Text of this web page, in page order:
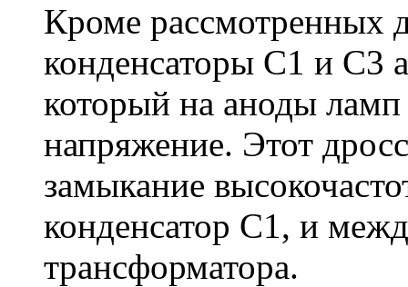
Кроме рассмотренных
конденсаторы C1 и С3
который на аноды ламп
напряжение. Этот
замыкание
конденсатор C1, и
трансформатора.